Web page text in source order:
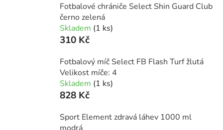
Fotbalové chrániče Select Shin Guard Club
černo zelená
Skladem (1 ks)
310 Kč
Fotbalový míč Select FB Flash Turf žlutá
Velikost míče: 4
Skladem (1 ks)
828 Kč
Sport Element zdravá láhev 1000 ml
modrá